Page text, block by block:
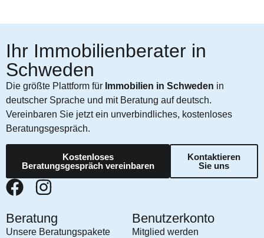
Ihr Immobilienberater in
Schweden
Die größte Plattform für Immobilien in Schweden in
deutscher Sprache und mit Beratung auf deutsch.
Vereinbaren Sie jetzt ein unverbindliches, kostenloses
Beratungsgespräch.
Kostenloses
Beratungsgespräch vereinbaren
Kontaktieren
Sie uns
Beratung
Unsere Beratungspakete
Benutzerkonto
Mitglied werden